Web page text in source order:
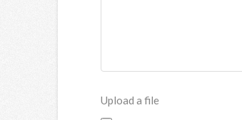
Upload a file